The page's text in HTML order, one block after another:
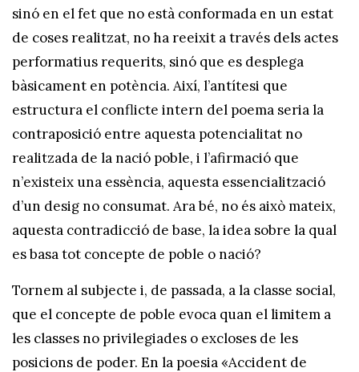
sinó en el fet que no està conformada en un estat
de coses realitzat, no ha reeixit a través dels actes
performatius requerits, sinó que es desplega
bàsicament en potència. Així, l’antítesi que
estructura el conflicte intern del poema seria la
contraposició entre aquesta potencialitat no
realitzada de la nació poble, i l’afirmació que
n’existeix una essència, aquesta essencialització
d’un desig no consumat. Ara bé, no és això mateix,
aquesta contradicció de base, la idea sobre la qual
es basa tot concepte de poble o nació?
Tornem al subjecte i, de passada, a la classe social,
que el concepte de poble evoca quan el limitem a
les classes no privilegiades o excloses de les
posicions de poder. En la poesia «Accident de